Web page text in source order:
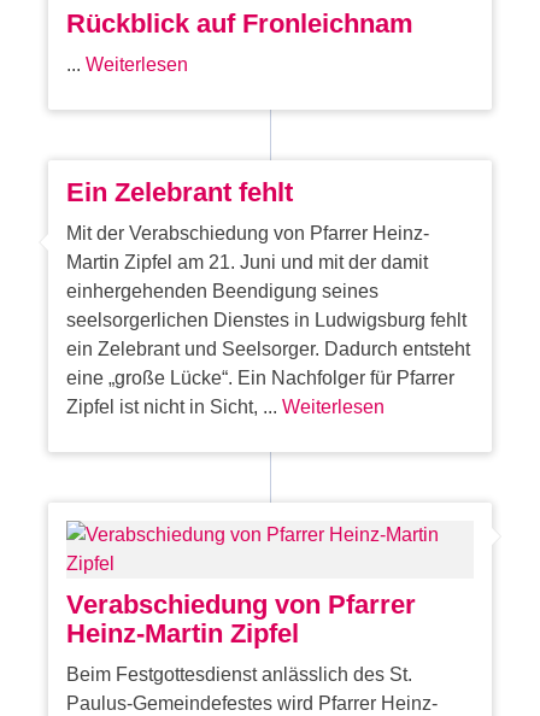
Rückblick auf Fronleichnam
...Weiterlesen
Ein Zelebrant fehlt
Mit der Verabschiedung von Pfarrer Heinz-
Martin Zipfel am 21. Juni und mit der damit
einhergehenden Beendigung seines
seelsorgerlichen Dienstes in Ludwigsburg fehlt
ein Zelebrant und Seelsorger. Dadurch entsteht
eine „große Lücke“. Ein Nachfolger für Pfarrer
Zipfel ist nicht in Sicht, ...Weiterlesen
Verabschiedung von Pfarrer
Heinz-Martin Zipfel
Beim Festgottesdienst anlässlich des St.
Paulus-Gemeindefestes wird Pfarrer Heinz-